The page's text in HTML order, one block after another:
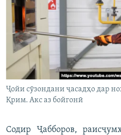
Ҷойи сӯзондани ҷасадҳо дар
Қрим. Акс аз бойгонӣ
Содир Ҷабборов,